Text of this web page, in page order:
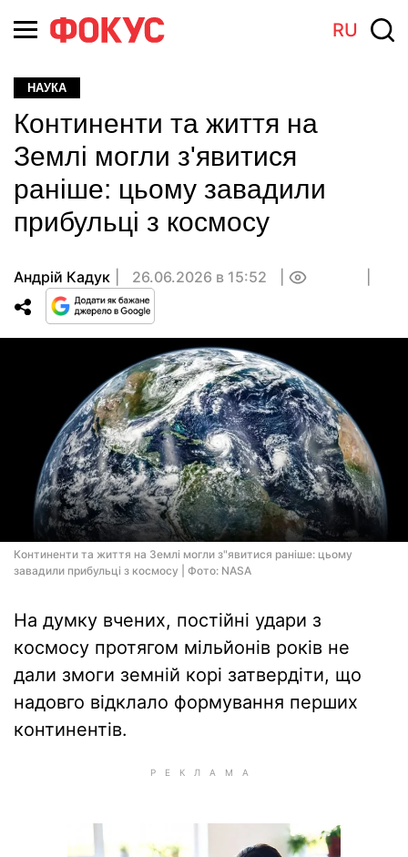
RU
НАУКА
Континенти та життя на
Землі могли з'явитися
раніше: цьому завадили
прибульці з космосу
Андрій Кадук 26.06.2026 в 15:52
Континенти та життя на Землі могли з"явитися раніше: цьому
завадили прибульці з космосу | Фото: NASA
На думку вчених, постійні удари з
космосу протягом мільйонів років не
дали змоги земній корі затвердіти, що
надовго відклало формування перших
континентів.